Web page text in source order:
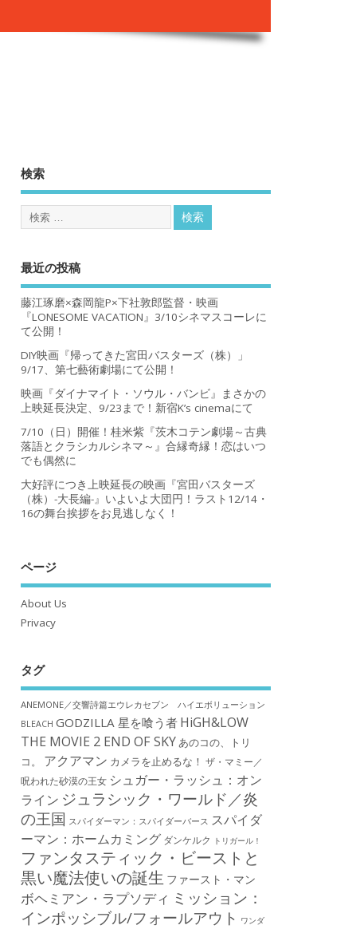
検索
最近の投稿
藤江琢磨×森岡龍P×下社敦郎監督・映画
『LONESOME VACATION』3/10シネマスコーレに
て公開！
DIY映画『帰ってきた宮田バスターズ（株）」
9/17、第七藝術劇場にて公開！
映画『ダイナマイト・ソウル・バンビ』まさかの
上映延長決定、9/23まで！新宿K’s cinemaにて
7/10（日）開催！桂米紫『茨木コテン劇場～古典
落語とクラシカルシネマ～』合縁奇縁！恋はいつ
でも偶然に
大好評につき上映延長の映画『宮田バスターズ
（株）-大長編-』いよいよ大団円！ラスト12/14・
16の舞台挨拶をお見逃しなく！
ページ
About Us
Privacy
タグ
ANEMONE／交響詩篇エウレカセブン ハイエボリューション
BLEACH GODZILLA 星を喰う者 HiGH&LOW
THE MOVIE 2 END OF SKY あのコの、トリ
コ。
アクアマン カメラを止めるな！ ザ・マミー／
呪われた砂漠の王女 シュガー・ラッシュ：オン
ライン ジュラシック・ワールド／炎
の王国 スパイダーマン：スパイダーバース スパイダ
ーマン：ホームカミング ダンケルク トリガール！
ファンタスティック・ビーストと
黒い魔法使いの誕生 ファースト・マン
ボヘミアン・ラプソディ ミッション：
インポッシブル/フォールアウト ワンダ